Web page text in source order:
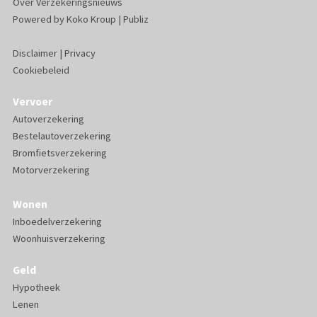
Powered byKoko Kroup | Publiz
Disclaimer| Privacy
Cookiebeleid
Vervoer
Autoverzekering
Bestelautoverzekering
Bromfietsverzekering
Motorverzekering
Wonen
Inboedelverzekering
Woonhuisverzekering
Geld
Hypotheek
Lenen